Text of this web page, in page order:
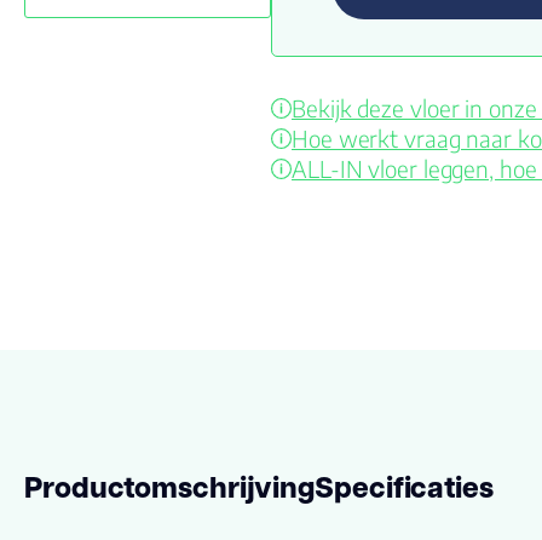
Bekijk deze vloer in
Hoe werkt vraag naar
ALL-IN vloer leggen,
ProductomschrijvingSpecificaties